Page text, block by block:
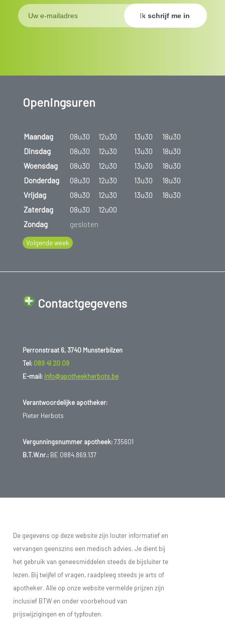
Openingsuren
Maandag 08u30 12u30 13u30
18u30
Dinsdag
08u30 12u30 13u30
18u30
Woensdag
08u30 12u30 13u30
18u30
Donderdag
08u30 12u30 13u30
18u30
Vrijdag
08u30 12u30 13u30
18u30
Zaterdag
08u30
12u00
Zondag
gesloten
Volgende week
Contactgegevens
Perronstraat 6, 3740 Munsterbilzen
Tel: 089 41 20 09
E-mail: info@apotheekherbots.be
Verantwoordelijke apotheker:
Pieter Herbots
Vergunningsnummer apotheek:735601
B.T.W.nr.:BE 0884.869.137
De gegevens op deze website zijn louter informatief en
vervangen geenszins een medisch advies. Je dient bij
het gebruik van geneesmiddelen steeds de bijsluiter te
lezen. Bij twijfel of vragen, raadpleeg steeds je arts of
apotheker. Alle op onze website vermelde prijzen zijn
inclusief BTW en onder voorbehoud van
prijswijzigingen en of typfouten.